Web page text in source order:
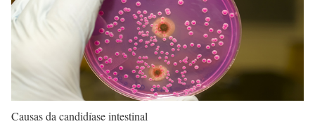
Causas da candidíase intestinal